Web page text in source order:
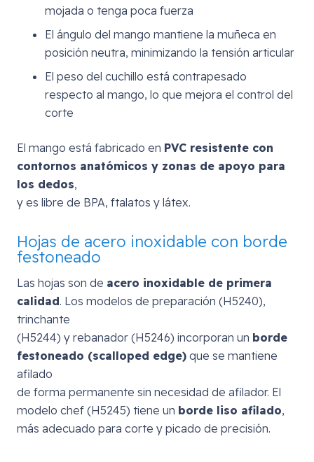
mojada o tenga poca fuerza
El ángulo del mango mantiene la muñeca en
posición neutra, minimizando la tensión articular
El peso del cuchillo está contrapesado
respecto al mango, lo que mejora el control del
corte
El mango está fabricado en PVC resistente con
contornos anatómicos y zonas de apoyo para
los dedos,
y es libre de BPA, ftalatos y látex.
Hojas de acero inoxidable con borde
festoneado
Las hojas son de acero inoxidable de primera
calidad. Los modelos de preparación (H5240),
trinchante
(H5244) y rebanador (H5246) incorporan un borde
festoneado (scalloped edge) que se mantiene
afilado
de forma permanente sin necesidad de afilador. El
modelo chef (H5245) tiene un borde liso afilado,
más adecuado para corte y picado de precisión.